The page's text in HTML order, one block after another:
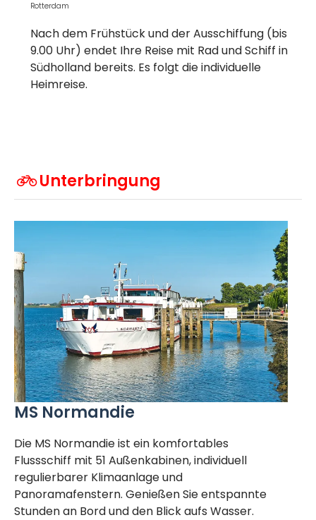
Nach dem Frühstück und der Ausschiffung (bis
9.00 Uhr) endet Ihre Reise mit Rad und Schiff in
Südholland bereits. Es folgt die individuelle
Heimreise.
Rotterdam
Unterbringung
MS Normandie
Die MS Normandie ist ein komfortables
Flussschiff mit 51 Außenkabinen, individuell
regulierbarer Klimaanlage und
Panoramafenstern. Genießen Sie entspannte
Stunden an Bord und den Blick aufs Wasser.